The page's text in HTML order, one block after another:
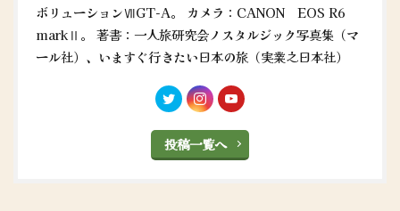
ボリューションⅦGT-A。 カメラ：CANON EOS R6
markⅡ。 著書：一人旅研究会ノスタルジック写真集（マ
ール社）、いますぐ行きたい日本の旅（実業之日本社）
投稿一覧へ